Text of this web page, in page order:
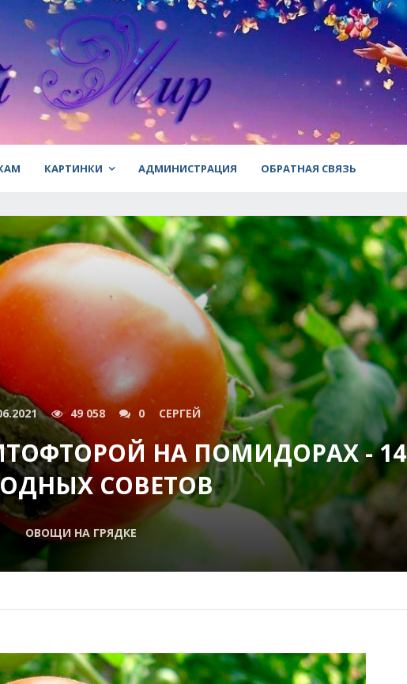
КАРТИНКИ АДМИНИСТРАЦИЯ ОБРАТНАЯ СВЯЗЬ
49 058 0 СЕРГЕЙ
НА ПОМИДОРАХ - 14
СОВЕТОВ
ОВОЩИ НА ГРЯДКЕ